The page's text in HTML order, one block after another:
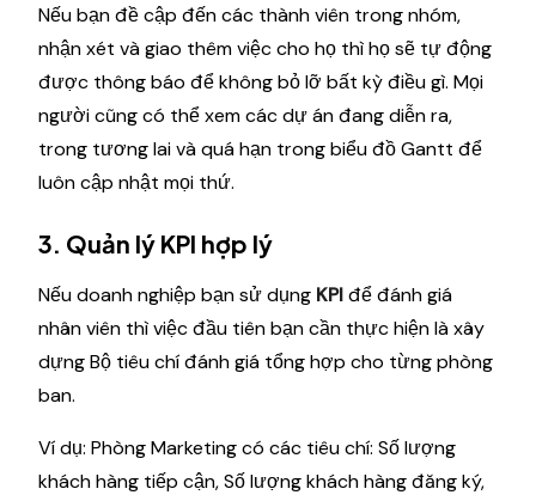
Nếu bạn đề cập đến các thành viên trong nhóm,
nhận xét và giao thêm việc cho họ thì họ sẽ tự động
được thông báo để không bỏ lỡ bất kỳ điều gì. Mọi
người cũng có thể xem các dự án đang diễn ra,
trong tương lai và quá hạn trong biểu đồ Gantt để
luôn cập nhật mọi thứ.
3. Quản lý KPI hợp lý
Nếu doanh nghiệp bạn sử dụng KPIđể đánh giá
nhân viên thì việc đầu tiên bạn cần thực hiện là xây
dựng Bộ tiêu chí đánh giá tổng hợp cho từng phòng
ban.
Ví dụ: Phòng Marketing có các tiêu chí: Số lượng
khách hàng tiếp cận, Số lượng khách hàng đăng ký,